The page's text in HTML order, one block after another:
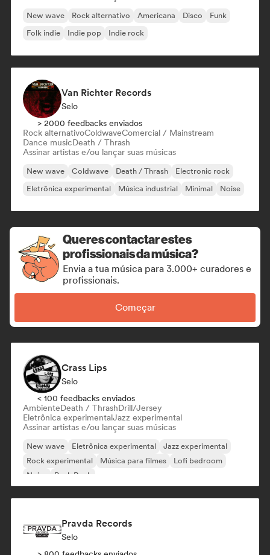
New wave Rock alternativo Americana Disco
Funk
Folk indie
Indie pop Indie rock
Van Richter Records
Selo
> 2000 feedbacks enviados
Rock alternativoColdwaveComercial / Mainstream
Dance musicDeath / Thrash
Assinar artistas e/ou lançar suas músicas
New wave Coldwave Death / Thrash
Electronic rock
Eletrônica experimental
Música industrial Minimal Noise
Queres contactar estes
profissionais da música?
Envia a tua música para 3.000+ curadores e
profissionais.
Começar
Crass Lips
Selo
< 100 feedbacks enviados
AmbienteDeath / ThrashDrill/Jersey
Eletrônica experimentalJazz experimental
Assinar artistas e/ou lançar suas músicas
New wave Eletrônica experimental
Jazz experimental
Rock experimental
Música para filmes
Lofi bedroom
Noise
Punk Rock
Pravda Records
Selo